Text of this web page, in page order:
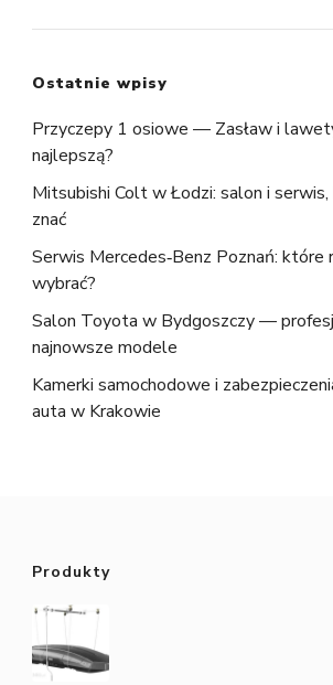
Ostatnie wpisy
Przyczepy 1 osiowe — Zasław i
najlepszą?
Mitsubishi Colt w Łodzi: salon i
znać
Serwis Mercedes‑Benz Poznań: które
wybrać?
Salon Toyota w Bydgoszczy —
najnowsze modele
Kamerki samochodowe i
auta w Krakowie
Produkty